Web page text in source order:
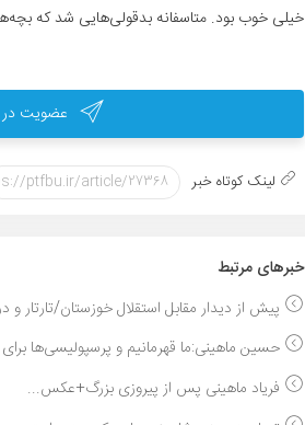
خیلی خوب بود. متاسفانه بدقولی‌هایی شد که
عضویت در
لینک کوتاه خبر
خبر‌های مرتبط
پیش از دیدار مقابل استقلال خوزستان/تارتار و
حسین ماهینی:ما قهرمانیم و پرسپولیسی‌ها
فریاد ماهینی پس از پیروزی بزرگ+عکس...